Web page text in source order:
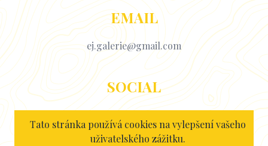
EMAIL
ej.galerie@gmail.com
SOCIAL
Instagram
Tato stránka používá cookies na vylepšení vašeho
uživatelského zážitku.